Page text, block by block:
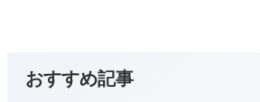
おすすめ記事